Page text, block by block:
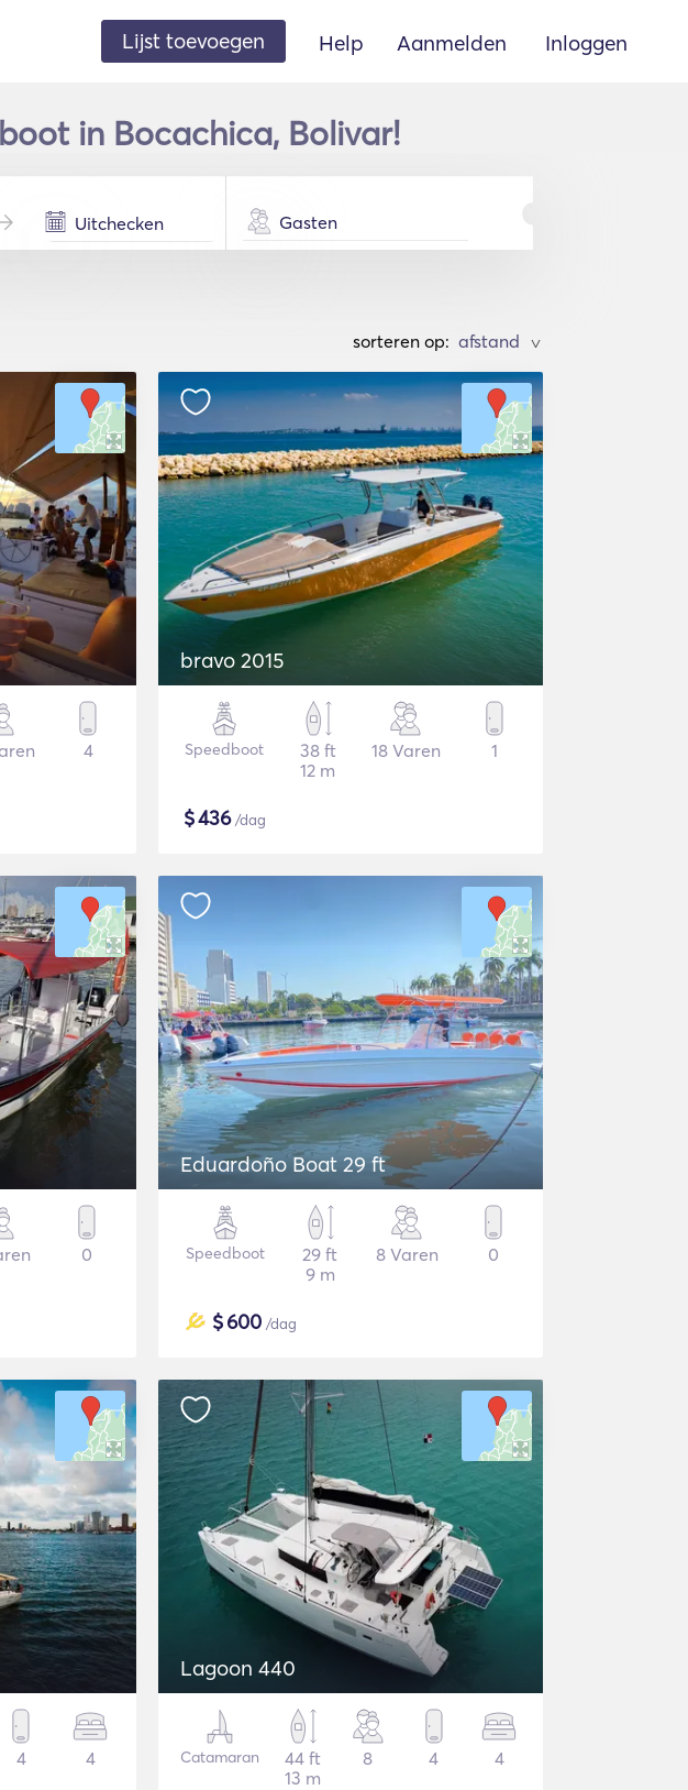
Lijst toevoegen Help Aanmelden Inloggen
in Bocachica, Bolivar!
Gasten
sorteren op: >
4
bravo 2015
Speedboot
38 ft
12 m
18 Varen 1
$436/dag
0
Eduardoño Boat 29 ft
Speedboot
29 ft
9 m
8 Varen 0
$600 /dag
4 4
Lagoon 440
Catamaran
44 ft
13 m
8 4 4